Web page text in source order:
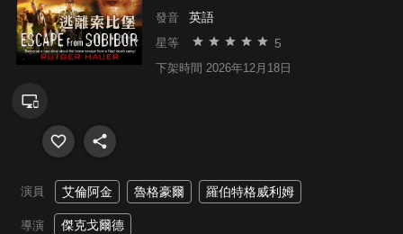
發音 英語
星等 5
下架時間 2026年12月18日
演員 艾倫阿金 魯格豪爾 羅伯特格威利姆
導演 傑克戈爾德